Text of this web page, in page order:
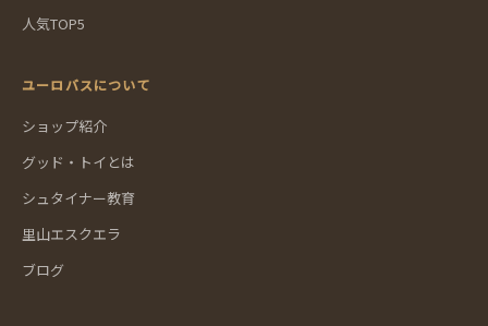
人気TOP5
ユーロバスについて
ショップ紹介
グッド・トイとは
シュタイナー教育
里山エスクエラ
ブログ